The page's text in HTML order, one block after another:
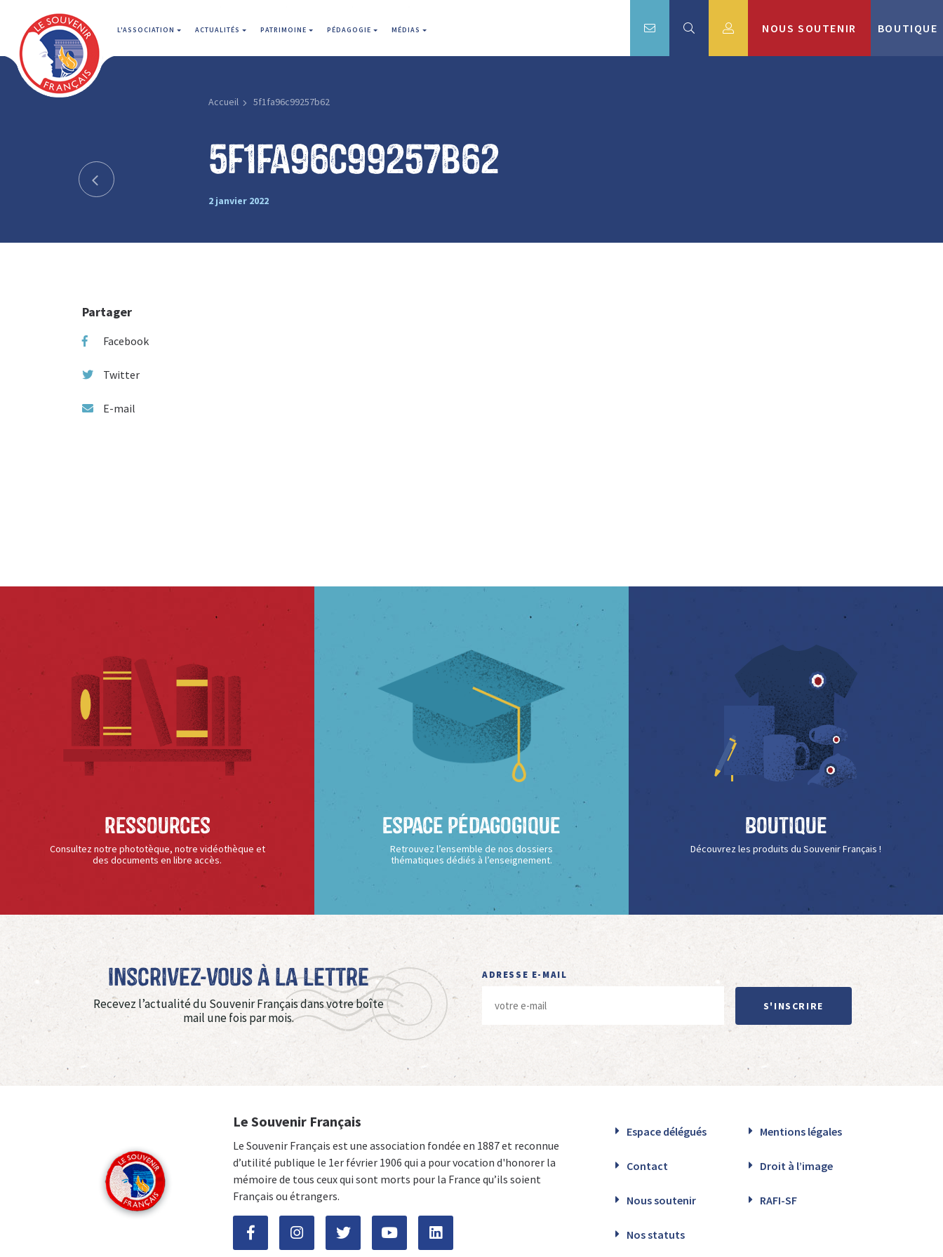
L'ASSOCIATION ACTUALITÉS PATRIMOINE PÉDAGOGIE MÉDIAS NOUS SOUTENIR BOUTIQUE
Accueil 5f1fa96c99257b62
5f1fa96c99257b62
2 janvier 2022
Partager
Facebook
Twitter
E-mail
Ressources
Consultez notre phototèque, notre vidéothèque et
des documents en libre accès.
Espace Pédagogique
Retrouvez l’ensemble de nos dossiers
thématiques dédiés à l’enseignement.
Boutique
Découvrez les produits du Souvenir Français !
Inscrivez-vous à La Lettre
Recevez l’actualité du Souvenir Français dans votre boîte
mail une fois par mois.
ADRESSE E-MAIL
S'INSCRIRE
Le Souvenir Français
Le Souvenir Français est une association fondée en 1887 et reconnue
d’utilité publique le 1er février 1906 qui a pour vocation d'honorer la
mémoire de tous ceux qui sont morts pour la France qu’ils soient
Français ou étrangers.
Espace délégués Mentions légales
Contact Droit à l’image
Nous soutenir RAFI-SF
Nos statuts